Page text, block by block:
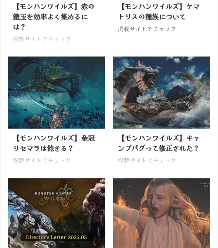
【モンハンワイルズ】赤の
鎧玉を効率よく集めるに
は？
掲載サイトでチェック
【モンハンワイルズ】ケマ
トリスの種族について
掲載サイトでチェック
【モンハンワイルズ】金冠
リセマラは飽きる？
掲載サイトでチェック
【モンハンワイルズ】キャ
ンプバグって修正された？
掲載サイトでチェック